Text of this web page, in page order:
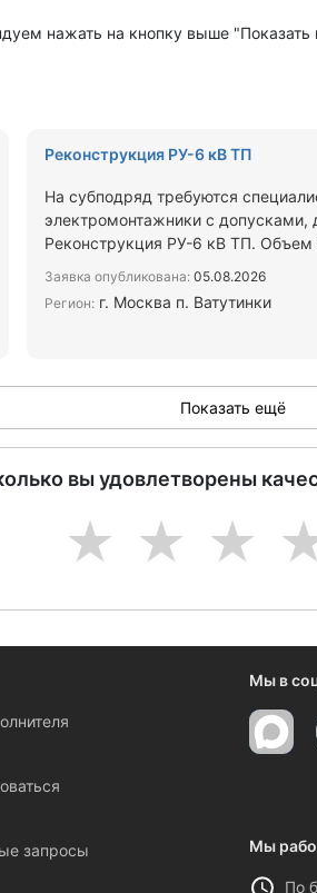
нажать на кнопку выше "Показать
Реконструкция РУ-6 кВ ТП
На субподряд требуются
электромонтажники с допусками,
Реконструкция РУ-6 кВ ТП. Объем
Заявка опубликована: 05.08.2026
Регион: г. Москва п. Ватутинки
Показать ещё
вы удовлетворены
4
3
2
1
запросы
Мы в
Мы
По